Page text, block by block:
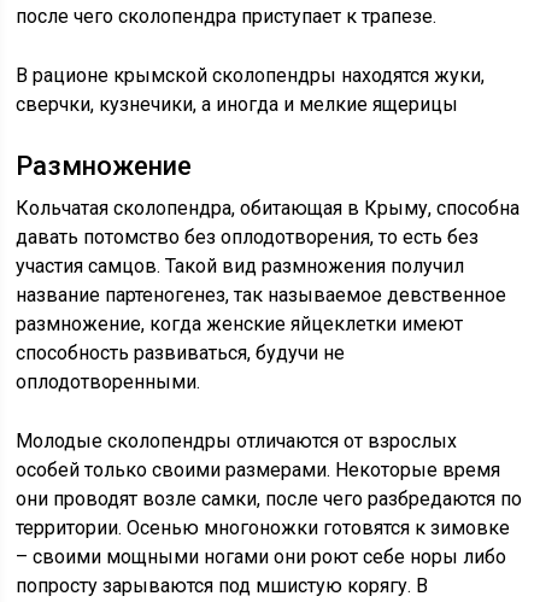
после чего сколопендра приступает к трапезе.
В рационе крымской сколопендры находятся жуки,
сверчки, кузнечики, а иногда и мелкие ящерицы
Размножение
Кольчатая сколопендра, обитающая в Крыму, способна
давать потомство без оплодотворения, то есть без
участия самцов. Такой вид размножения получил
название партеногенез, так называемое девственное
размножение, когда женские яйцеклетки имеют
способность развиваться, будучи не
оплодотворенными.
Молодые сколопендры отличаются от взрослых
особей только своими размерами. Некоторые время
они проводят возле самки, после чего разбредаются по
территории. Осенью многоножки готовятся к зимовке
– своими мощными ногами они роют себе норы либо
попросту зарываются под мшистую корягу. В